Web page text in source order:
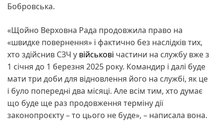
Бобровська.
«Щойно Верховна Рада продовжила право на
«швидке повернення» і фактично без наслідків тих,
хто здійснив СЗЧ у військові частини на службу вже з
1 січня до 1 березня 2025 року. Командир і далі буде
мати три доби для відновлення його на службі, як це
і було попередні два місяці. Але всім тим, хто думає
що буде ще раз продовження терміну дії
законопроєкту – то цього не буде», – написала вона.